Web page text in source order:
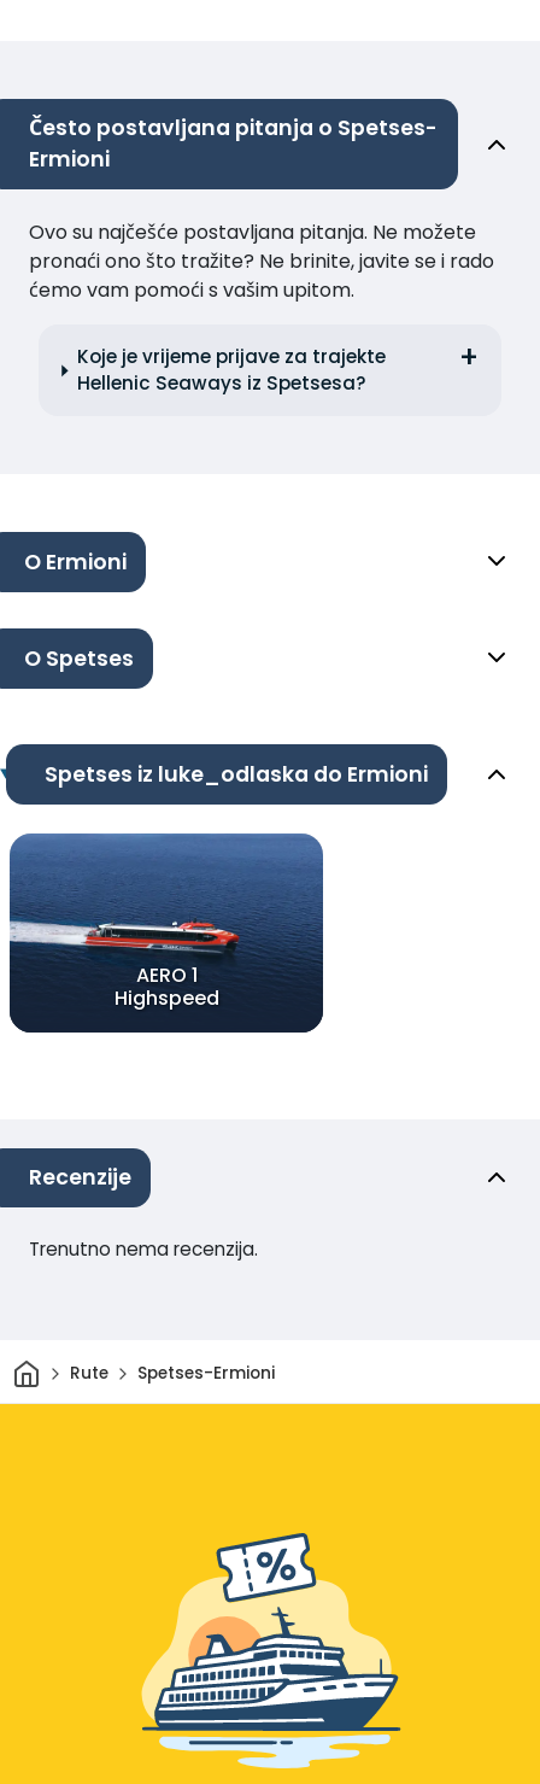
Često postavljana pitanja o Spetses-
Ermioni
Ovo su najčešće postavljana pitanja. Ne možete
pronaći ono što tražite? Ne brinite, javite se i rado
ćemo vam pomoći s vašim upitom.
Koje je vrijeme prijave za trajekte
Hellenic Seaways iz Spetsesa?
O Ermioni
O Spetses
Spetses iz luke_odlaska do Ermioni
AERO 1
Highspeed
Recenzije
Trenutno nema recenzija.
DomRute Spetses-Ermioni